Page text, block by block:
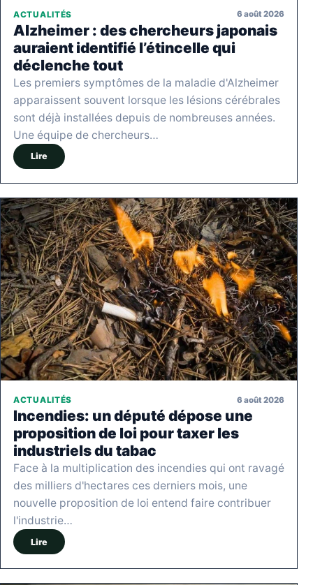
ACTUALITÉS 6 août 2026
Alzheimer : des chercheurs japonais
auraient identifié l’étincelle qui
déclenche tout
Les premiers symptômes de la maladie d'Alzheimer
apparaissent souvent lorsque les lésions cérébrales
sont déjà installées depuis de nombreuses années.
Une équipe de chercheurs…
Lire
ACTUALITÉS 6 août 2026
Incendies: un député dépose une
proposition de loi pour taxer les
industriels du tabac
Face à la multiplication des incendies qui ont ravagé
des milliers d'hectares ces derniers mois, une
nouvelle proposition de loi entend faire contribuer
l'industrie…
Lire